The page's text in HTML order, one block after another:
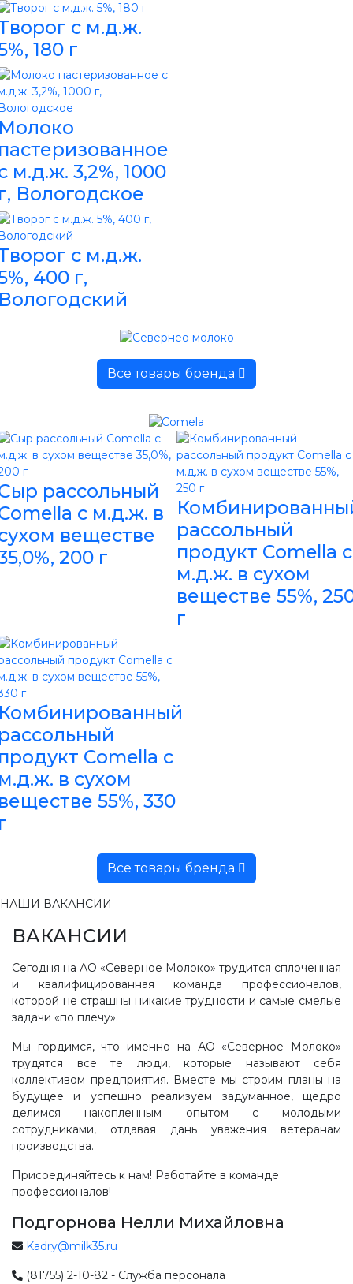
с м.д.ж.
180 г
м.д.ж. 3,2%, 1000
Вологодское
с м.д.ж.
400 г,
Все товары бренда
рассольный
с м.д.ж. в
веществе
200 г
рассольный
продукт Comella с
м.д.ж. в сухом
веществе 55%,
г
Comella с
в сухом
55%, 330
Все товары бренда
НАШИ ВАКАНСИИ
ВАКАНСИИ
Сегодня на АО «Северное Молоко» трудится сплоченная
и квалифицированная команда профессионалов,
которой не страшны никакие трудности и самые смелые
задачи «по плечу».
Мы гордимся, что именно на АО «Северное Молоко»
трудятся все те люди, которые называют себя
коллективом предприятия. Вместе мы строим планы на
будущее и успешно реализуем задуманное, щедро
делимся накопленным опытом с молодыми
сотрудниками, отдавая дань уважения ветеранам
производства.
Присоединяйтесь к нам! Работайте в команде
профессионалов!
Подгорнова Нелли Михайловна
Kadry@milk35.ru
(81755) 2-10-82 - Служба персонала